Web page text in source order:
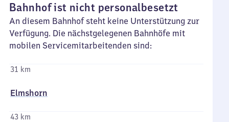
Bahnhof ist nicht personalbesetzt
An diesem Bahnhof steht keine Unterstützung zur
Verfügung. Die nächstgelegenen Bahnhöfe mit
mobilen Servicemitarbeitenden sind:
31 km
Elmshorn
43 km